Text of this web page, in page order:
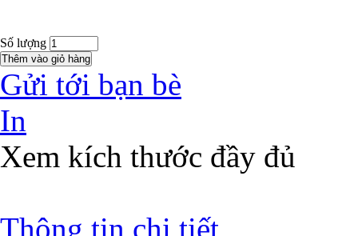
Số lượng
Gửi tới bạn bè
In
Xem kích thước đầy đủ
Thông tin chi tiết